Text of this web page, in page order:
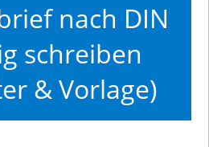
nach DIN
schreiben
& Vorlage)